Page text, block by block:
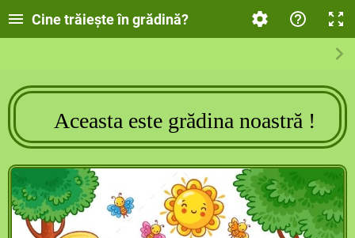
Cine trăiește în grădină?
Aceasta este grădina noastră !